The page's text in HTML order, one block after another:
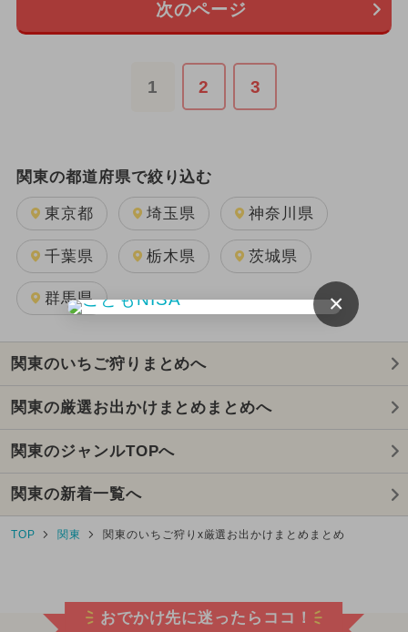
次のページ
1 2 3
関東の都道府県で絞り込む
東京都 埼玉県 神奈川県
千葉県 栃木県 茨城県
群馬県
関東のいちご狩りまとめへ
関東の厳選お出かけまとめまとめへ
関東のジャンルTOPへ
関東の新着一覧へ
TOP 関東 関東のいちご狩りx厳選お出かけまとめまとめ
おでかけ先に迷ったらココ！
×